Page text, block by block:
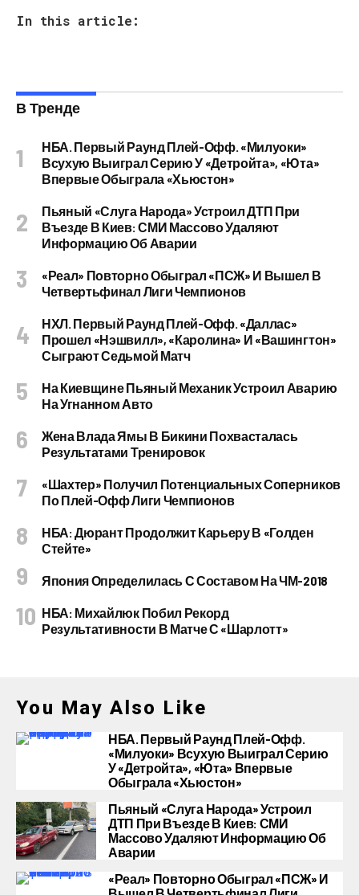
In this article:
В Тренде
НБА. Первый Раунд Плей-Офф. «Милуоки»
Всухую Выиграл Серию У «Детройта», «Юта»
Впервые Обыграла «Хьюстон»
Пьяный «слуга Народа» Устроил ДТП При
Въезде В Киев: СМИ Массово Удаляют
Информацию Об Аварии
«Реал» Повторно Обыграл «ПСЖ» И Вышел В
Четвертьфинал Лиги Чемпионов
НХЛ. Первый Раунд Плей-Офф. «Даллас»
Прошел «Нэшвилл», «Каролина» И «Вашингтон»
Сыграют Седьмой Матч
На Киевщине Пьяный Механик Устроил Аварию
На Угнанном Авто
Жена Влада Ямы В Бикини Похвасталась
Результатами Тренировок
«Шахтер» Получил Потенциальных Соперников
По Плей-Офф Лиги Чемпионов
НБА: Дюрант Продолжит Карьеру В «Голден
Стейте»
Япония Определилась С Составом На ЧМ-2018
НБА: Михайлюк Побил Рекорд
Результативности В Матче С «Шарлотт»
You May Also Like
НБА. Первый Раунд Плей-Офф.
«Милуоки» Всухую Выиграл Серию
У «Детройта», «Юта» Впервые
Обыграла «Хьюстон»
Пьяный «слуга Народа» Устроил
ДТП При Въезде В Киев: СМИ
Массово Удаляют Информацию Об
Аварии
«Реал» Повторно Обыграл «ПСЖ» И